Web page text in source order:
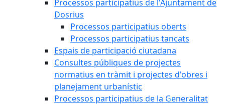
Processos participatius de l'Ajuntament de
Dosrius
Processos participatius oberts
Processos participatius tancats
Espais de participació ciutadana
Consultes públiques de projectes
normatius en tràmit i projectes d'obres i
planejament urbanístic
Processos participatius de la Generalitat